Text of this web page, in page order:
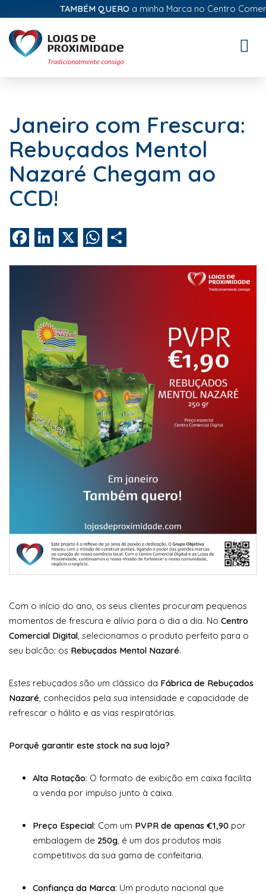
TAMBÉM QUEROa minha Marca no Centro
Janeiro com Frescura:
Rebuçados Mentol
Nazaré Chegam ao
CCD!
FacebookLinkedIn WhatsApp
Com o início do ano, os seus clientes procuram pequenos
momentos de frescura e alívio para o dia a dia. No Centro
Comercial Digital , selecionamos o produto perfeito para o
seu balcão: os Rebuçados Mentol Nazaré.
Estes rebuçados são um clássico da Fábrica de Rebuçados
Nazaré , conhecidos pela sua intensidade e capacidade de
refrescar o hálito e as vias respiratórias.
Porquê garantir este stock na sua loja?
Alta Rotação: O formato de exibição em caixa facilita
a venda por impulso junto à caixa.
Preço Especial: Com um PVPR de apenas €1,90 por
embalagem de 250g , é um dos produtos mais
competitivos da sua gama de confeitaria.
Confiança da Marca: Um produto nacional que